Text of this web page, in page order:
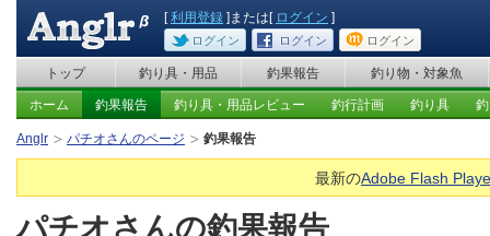
[利用登録 ]または[ ログイン ]
ログイン ログイン ログイン
トップ 釣り具・用品 釣果報告 釣り物・対象魚
ホーム 釣果報告 釣り具・用品レビュー 釣行計画 釣り具
Anglr パチオさんのページ 釣果報告
最新のAdobe Flash
パチオさんの釣果報告